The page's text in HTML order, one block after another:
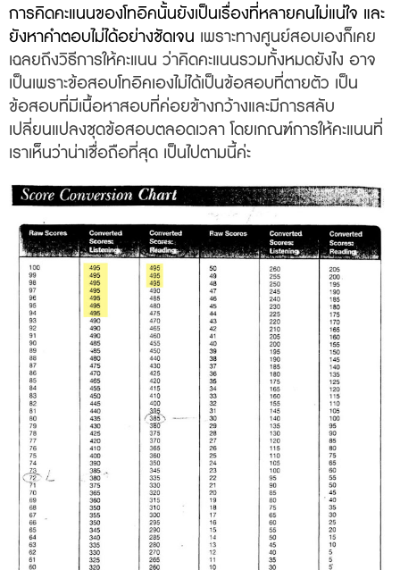
การคิดคะแนนของโทอิคนั้นยังเป็นเรื่องที่หลายคนไม่แน่ใจ และ
ยังหาคำตอบไม่ได้อย่างชัดเจน เพราะทางศูนย์สอบเองก็เคย
เฉลยถึงวิธีการให้คะแนน ว่าคิดคะแนนรวมทั้งหมดยังไง อาจ
เป็นเพราะข้อสอบโทอิคเองไม่ได้เป็นข้อสอบที่ตายตัว เป็น
ข้อสอบที่มีเนื้อหาสอบที่ค่อยข้างกว้างและมีการสลับ
เปลี่ยนแปลงชุดข้อสอบตลอดเวลาโดยเกณฑ์การให้คะแนนที่
เราเห็นว่าน่าเชื่อถือที่สุด เป็นไปตามนี้ค่ะ